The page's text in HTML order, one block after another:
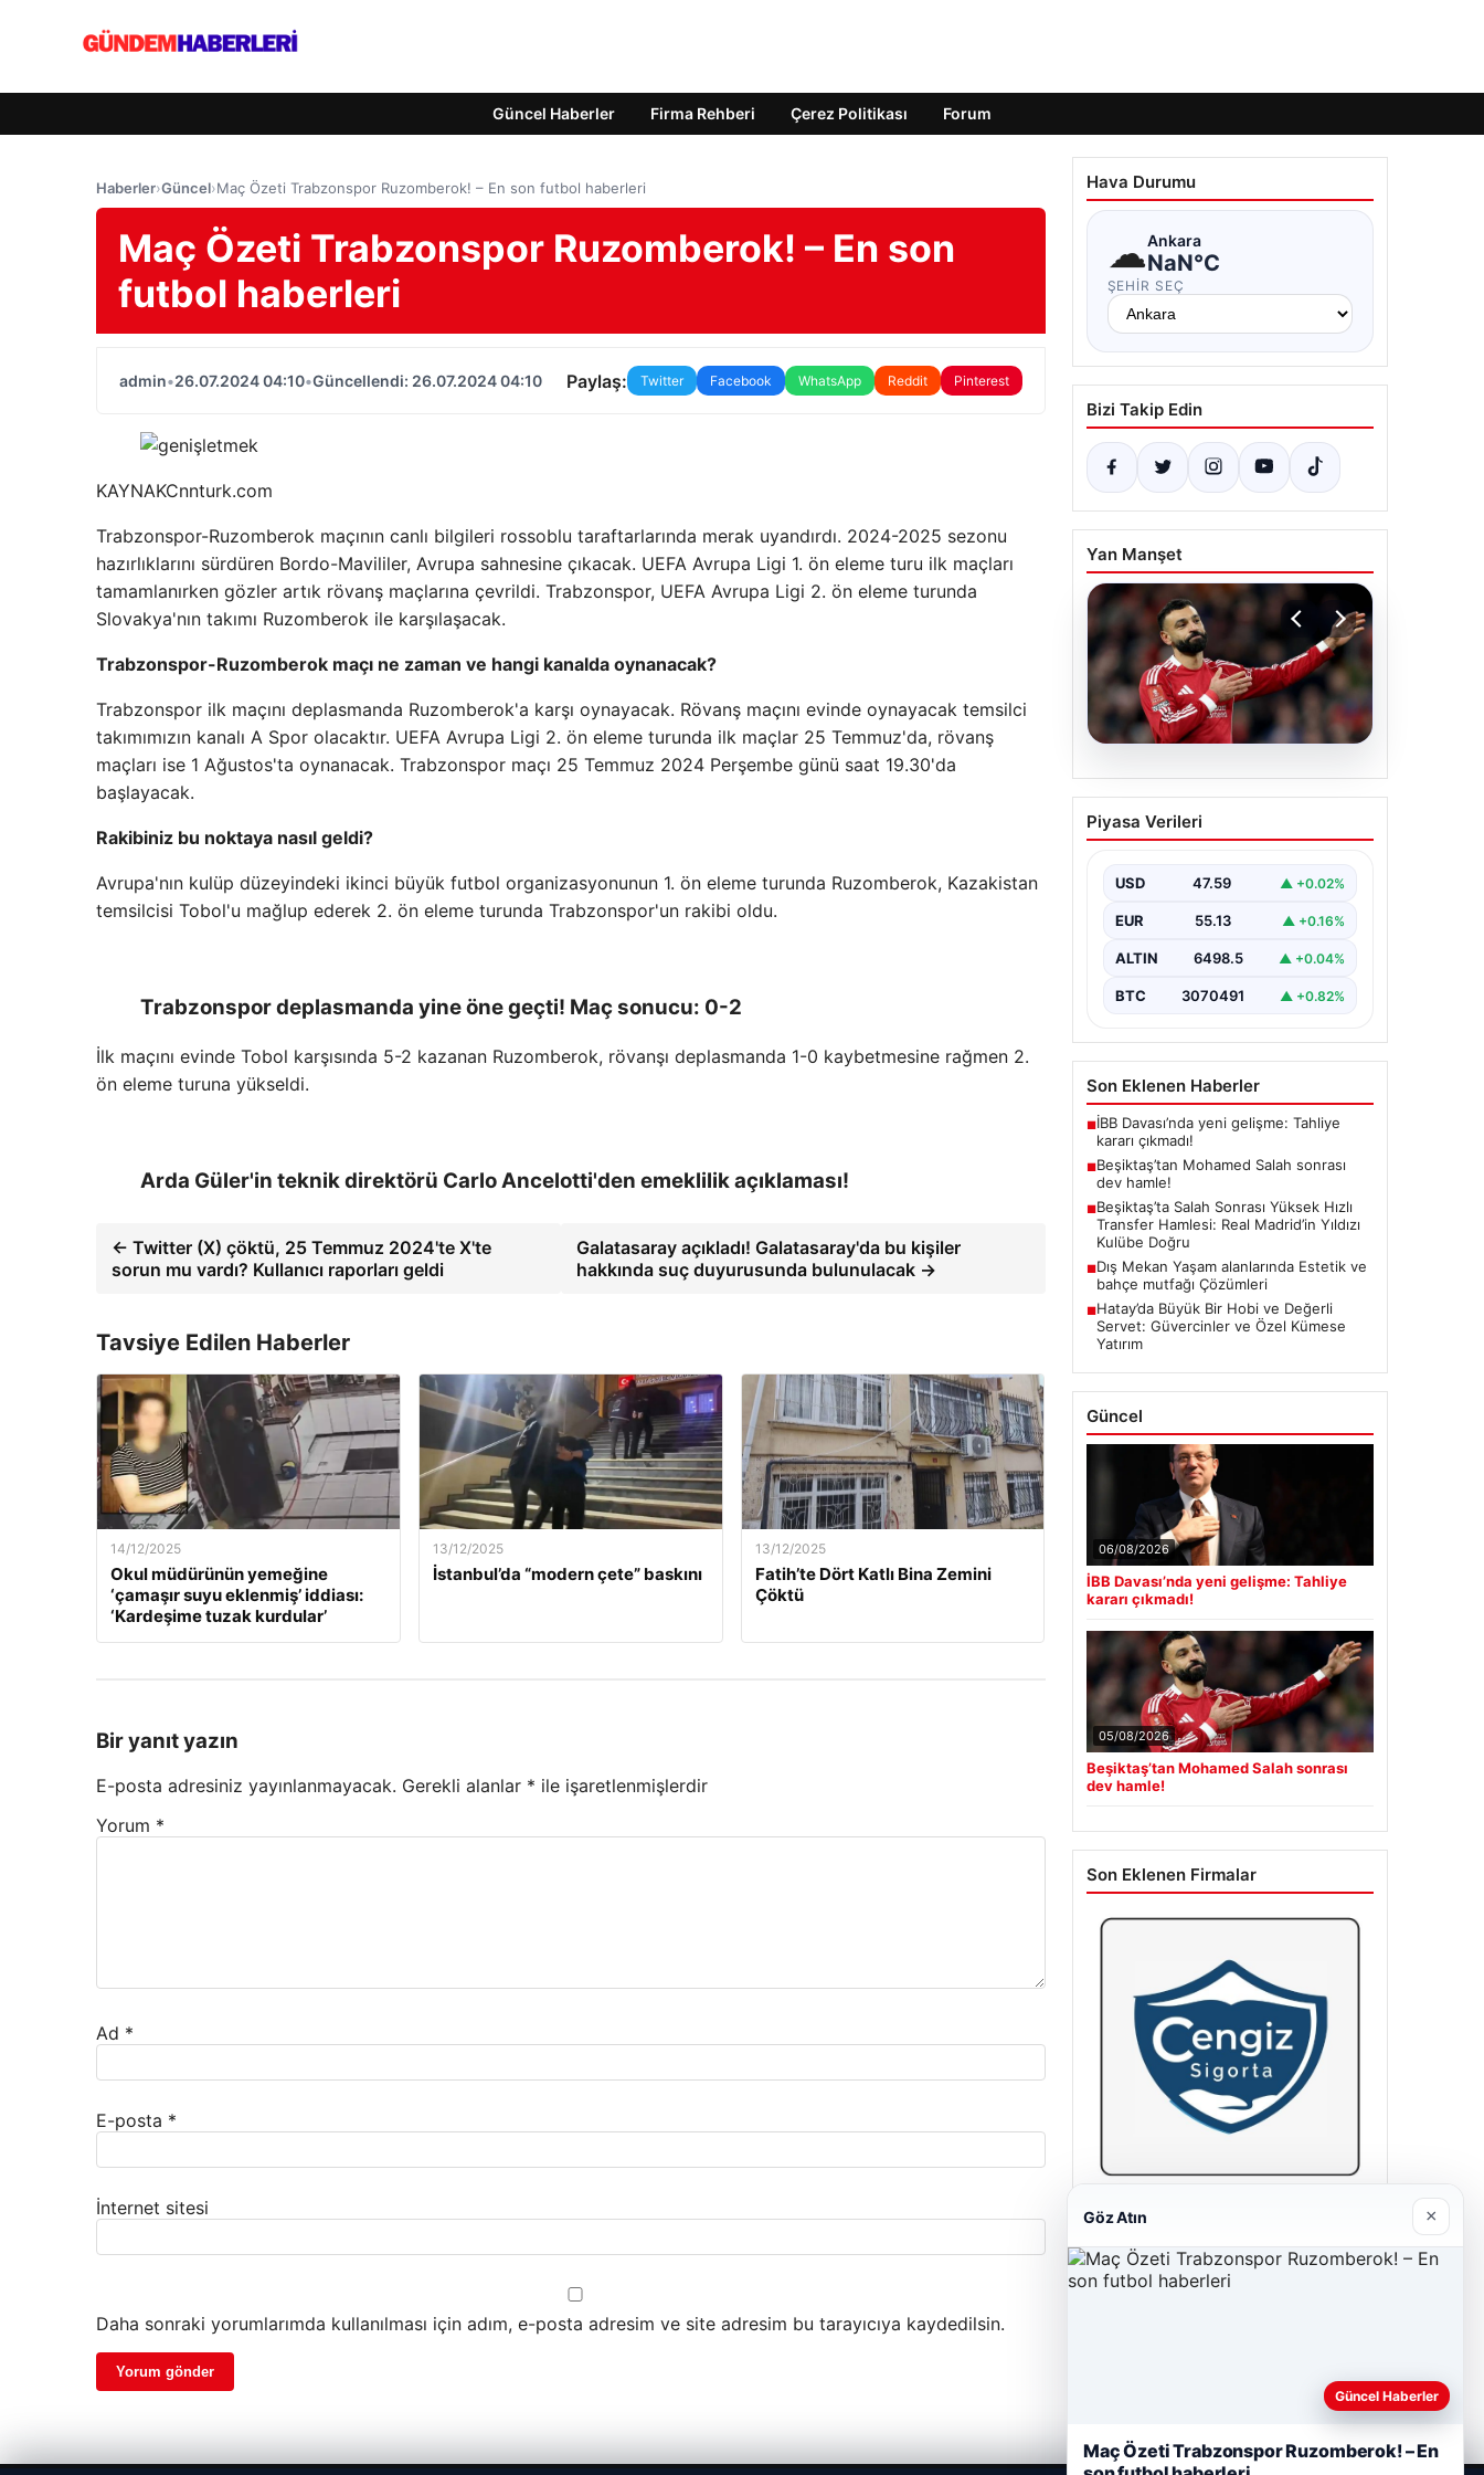
Güncel Haberler Firma Rehberi Çerez Politikası Forum
Haberler›Güncel›Maç Özeti Trabzonspor Ruzomberok! – En son futbol haberleri
Maç Özeti Trabzonspor Ruzomberok! – En son
futbol haberleri
admin•26.07.2024 04:10•Güncellendi: 26.07.2024 04:10 Paylaş: Twitter Facebook WhatsApp Reddit Pinterest
KAYNAKCnnturk.com
Trabzonspor-Ruzomberok maçının canlı bilgileri rossoblu taraftarlarında merak uyandırdı. 2024-2025 sezonu
hazırlıklarını sürdüren Bordo-Mavililer, Avrupa sahnesine çıkacak. UEFA Avrupa Ligi 1. ön eleme turu ilk maçları
tamamlanırken gözler artık rövanş maçlarına çevrildi. Trabzonspor, UEFA Avrupa Ligi 2. ön eleme turunda
Slovakya'nın takımı Ruzomberok ile karşılaşacak.
Trabzonspor-Ruzomberok maçı ne zaman ve hangi kanalda oynanacak?
Trabzonspor ilk maçını deplasmanda Ruzomberok'a karşı oynayacak. Rövanş maçını evinde oynayacak temsilci
takımımızın kanalı A Spor olacaktır. UEFA Avrupa Ligi 2. ön eleme turunda ilk maçlar 25 Temmuz'da, rövanş
maçları ise 1 Ağustos'ta oynanacak. Trabzonspor maçı 25 Temmuz 2024 Perşembe günü saat 19.30'da
başlayacak.
Rakibiniz bu noktaya nasıl geldi?
Avrupa'nın kulüp düzeyindeki ikinci büyük futbol organizasyonunun 1. ön eleme turunda Ruzomberok, Kazakistan
temsilcisi Tobol'u mağlup ederek 2. ön eleme turunda Trabzonspor'un rakibi oldu.
Trabzonspor deplasmanda yine öne geçti! Maç sonucu: 0-2
İlk maçını evinde Tobol karşısında 5-2 kazanan Ruzomberok, rövanşı deplasmanda 1-0 kaybetmesine rağmen 2.
ön eleme turuna yükseldi.
Arda Güler'in teknik direktörü Carlo Ancelotti'den emeklilik açıklaması!
← Twitter (X) çöktü, 25 Temmuz 2024'te X'te
sorun mu vardı? Kullanıcı raporları geldi
Galatasaray açıkladı! Galatasaray'da bu kişiler
hakkında suç duyurusunda bulunulacak →
Tavsiye Edilen Haberler
14/12/2025
Okul müdürünün yemeğine
‘çamaşır suyu eklenmiş’ iddiası:
‘Kardeşime tuzak kurdular’
13/12/2025
İstanbul’da “modern çete” baskını
13/12/2025
Fatih’te Dört Katlı Bina Zemini
Çöktü
Bir yanıt yazın
E-posta adresiniz yayınlanmayacak. Gerekli alanlar * ile işaretlenmişlerdir
Yorum *
Ad *
E-posta *
İnternet sitesi
Daha sonraki yorumlarımda kullanılması için adım, e-posta adresim ve site adresim bu tarayıcıya kaydedilsin.
Hava Durumu
☁Ankara
NaN°C
ŞEHIR SEÇ
Bizi Takip Edin
Yan Manşet
05.08.2026
Beşiktaş’tan Mohamed
Salah sonrası dev
Piyasa Verileri
USD 47.59 ▲ +0.02%
EUR 55.13 ▲ +0.16%
ALTIN 6498.5 ▲ +0.04%
BTC 3070491 ▲ +0.82%
Son Eklenen Haberler
■İBB Davası’nda yeni gelişme: Tahliye
kararı çıkmadı!
■Beşiktaş’tan Mohamed Salah sonrası
dev hamle!
■Beşiktaş’ta Salah Sonrası Yüksek Hızlı
Transfer Hamlesi: Real Madrid’in Yıldızı
Kulübe Doğru
■Dış Mekan Yaşam alanlarında Estetik ve
bahçe mutfağı Çözümleri
■Hatay’da Büyük Bir Hobi ve Değerli
Servet: Güvercinler ve Özel Kümese
Yatırım
Güncel
06/08/2026
İBB Davası’nda yeni gelişme: Tahliye
kararı çıkmadı!
05/08/2026
Beşiktaş’tan Mohamed Salah sonrası
dev hamle!
Son Eklenen Firmalar
Cengiz Sigorta
Göz Atın ×
Güncel Haberler
Maç Özeti Trabzonspor Ruzomberok! – En